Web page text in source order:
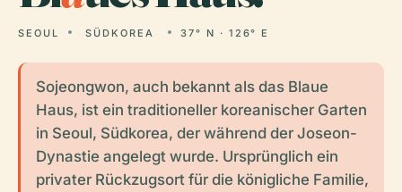
SEOUL SÜDKOREA 37° N · 126° E
Sojeongwon, auch bekannt als das Blaue
Haus, ist ein traditioneller koreanischer Garten
in Seoul, Südkorea, der während der Joseon-
Dynastie angelegt wurde. Ursprünglich ein
privater Rückzugsort für die königliche Familie,